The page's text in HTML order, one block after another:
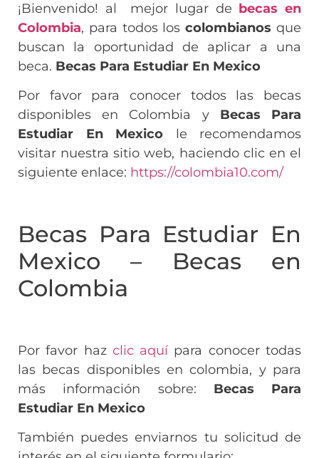
¡Bienvenido! al mejor lugar de becas en
Colombia, para todos loscolombianos que
buscan la oportunidad de aplicar a una
beca. Becas Para Estudiar En Mexico
Por favor para conocer todos las becas
disponibles en Colombia y Becas Para
Estudiar En Mexico le recomendamos
visitar nuestra sitio web, haciendo clic en el
siguiente enlace: https://colombia10.com/
Becas Para Estudiar En
Mexico – Becas en
Colombia
Por favor haz clic aquí para conocer todas
las becas disponibles en colombia, y para
más información sobre: Becas Para
Estudiar En Mexico
También puedes enviarnos tu solicitud de